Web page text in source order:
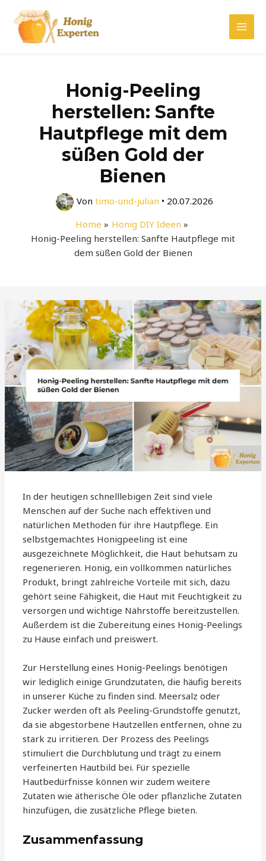
Inhalt
springen
Main
Honig-Peeling
herstellen: Sanfte
Hautpflege mit dem
süßen Gold der
Bienen
Von timo-und-julian • 20.07.2026
Home
Honig DIY Ideen
Honig-Peeling herstellen: Sanfte Hautpflege mit
dem süßen Gold der Bienen
In der heutigen schnelllebigen Zeit sind viele
Menschen auf der Suche nach effektiven und
natürlichen Methoden für ihre Hautpflege. Ein
selbstgemachtes Honigpeeling ist eine
ausgezeichnete Möglichkeit, die Haut behutsam zu
regenerieren. Honig, ein vollkommen natürliches
Produkt, bringt zahlreiche Vorteile mit sich, dazu
gehört seine Fähigkeit, die Haut mit Feuchtigkeit zu
versorgen und wichtige Nährstoffe bereitzustellen.
Außerdem ist die Zubereitung eines Honig-Peelings
zu Hause einfach und preiswert.
Zur Herstellung eines Honig-Peelings benötigen
wir lediglich einige Grundzutaten, die häufig bereits
in unserer Küche zu finden sind. Meersalz oder
Zucker werden oft als Peeling-Grundstoffe genutzt,
da sie abgestorbene Hautzellen entfernen, ohne zu
stark zu irritieren. Der Prozess des Peelings
stimuliert die Durchblutung und trägt zu einem
verfeinerten Hautbild bei. Für spezielle
Hautbedürfnisse können wir zudem weitere
Zutaten wie ätherische Öle oder pflanzliche Zutaten
hinzufügen, die zusätzliche Pflege bieten.
Zusammenfassung